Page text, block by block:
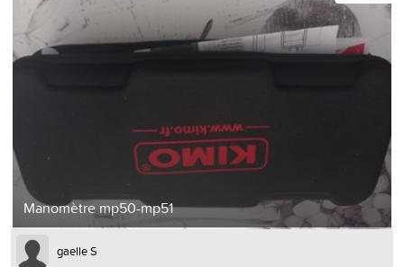
Manomètre mp50-mp51
gaelle S